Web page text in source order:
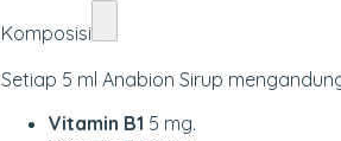
Komposisi
Setiap 5 ml Anabion Sirup
Vitamin B1 5 mg.